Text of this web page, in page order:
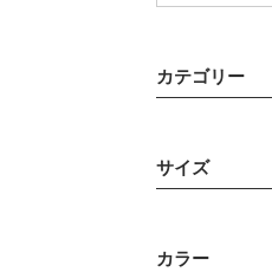
カテゴリー
サイズ
カラー